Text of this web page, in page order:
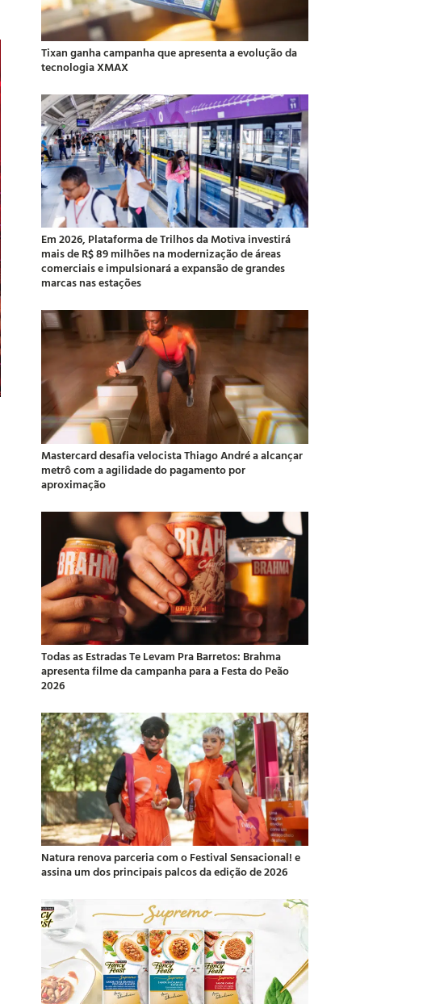
Tixan ganha campanha que apresenta a evolução da
tecnologia XMAX
Em 2026, Plataforma de Trilhos da Motiva investirá
mais de R$ 89 milhões na modernização de áreas
comerciais e impulsionará a expansão de grandes
marcas nas estações
Mastercard desafia velocista Thiago André a alcançar
metrô com a agilidade do pagamento por
aproximação
Todas as Estradas Te Levam Pra Barretos: Brahma
apresenta filme da campanha para a Festa do Peão
2026
Natura renova parceria com o Festival Sensacional! e
assina um dos principais palcos da edição de 2026